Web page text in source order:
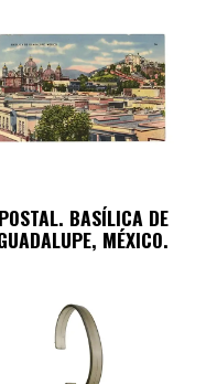
POSTAL. BASÍLICA DE
MÉXICO.